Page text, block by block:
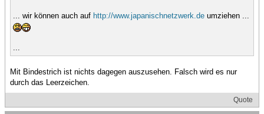
... wir können auch auf http://www.japanischnetzwerk.de umziehen ...
...
Mit Bindestrich ist nichts dagegen auszusehen. Falsch wird es nur
durch das Leerzeichen.
Quote